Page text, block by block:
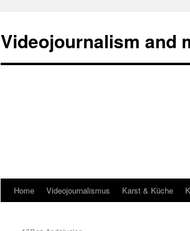
springen
Videojournalism and
Home Videojournalismus Karst & Küche